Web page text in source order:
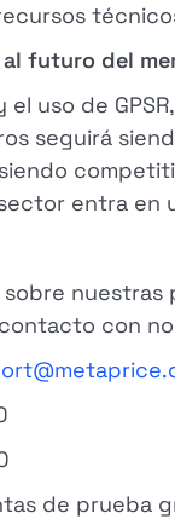
futuro del
el uso de
seguirá
entra en
con
de prueba